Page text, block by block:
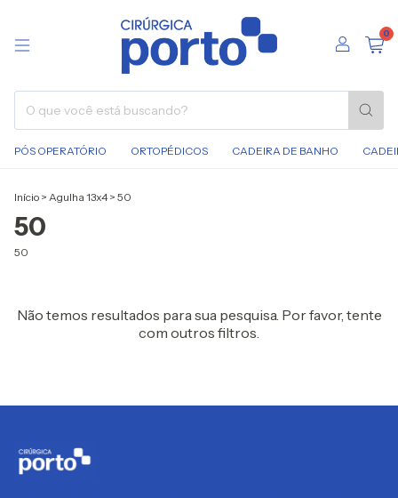
0
PÓS OPERATÓRIO ORTOPÉDICOS CADEIRA DE BANHO
Início > Agulha 13x4 > 50
50
50
Não temos resultados para sua pesquisa. Por favor, tente
com outros filtros.